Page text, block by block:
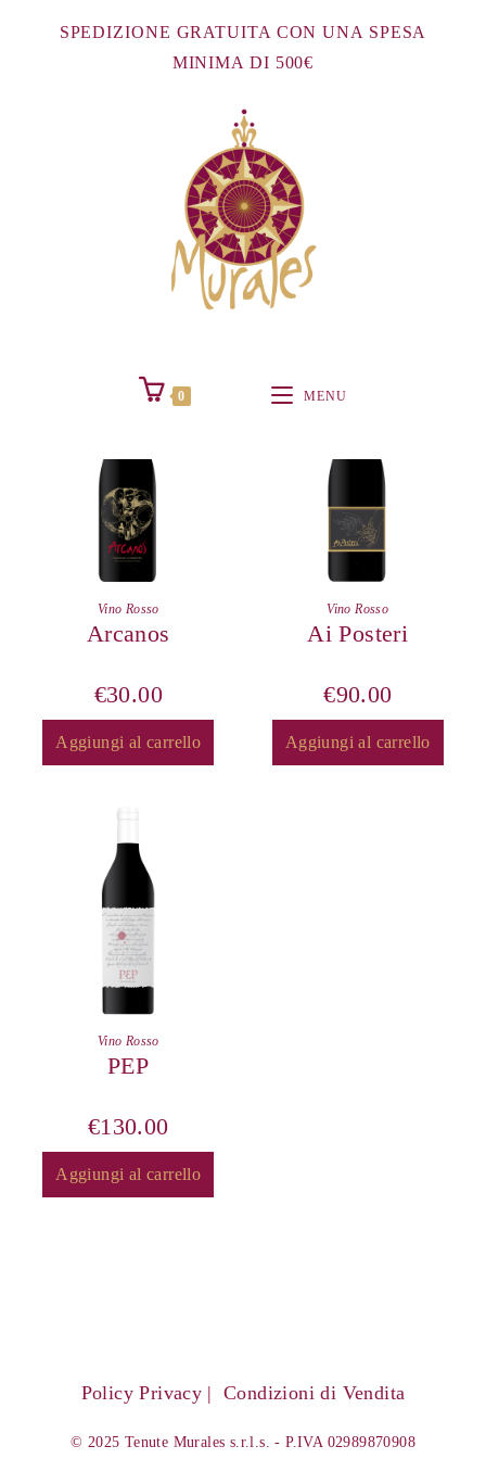
SPEDIZIONE GRATUITA CON UNA SPESA
MINIMA DI 500€
0 MENU
Vino Rosso
Arcanos
€30.00
Aggiungi al carrello
Vino Rosso
Ai Posteri
€90.00
Aggiungi al carrello
Vino Rosso
PEP
€130.00
Aggiungi al carrello
Policy Privacy Condizioni di Vendita
© 2025 Tenute Murales s.r.l.s. - P.IVA 02989870908